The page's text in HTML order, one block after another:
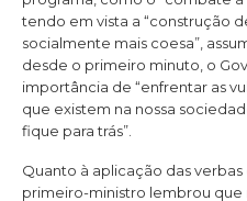
tendo em vista a “construção
socialmente mais coesa”,
desde o primeiro minuto, o
importância de “enfrentar as
que existem na nossa
fique para trás”.
Quanto à aplicação das
primeiro-ministro lembrou que